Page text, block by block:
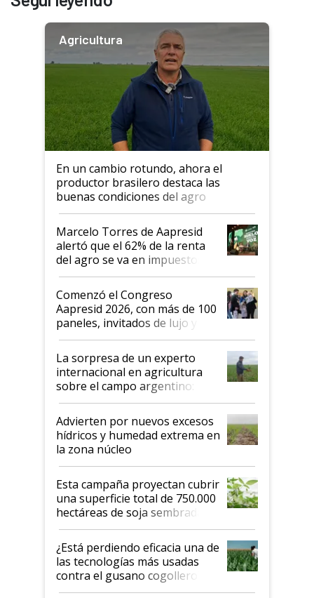
Agricultura
En un cambio rotundo, ahora el
productor brasilero destaca las
buenas condiciones del agro
argentino para invertir: "Los veo
más motivados"
Marcelo Torres de Aapresid
alertó que el 62% de la renta
del agro se va en impuestos:
"No es bueno que en
Argentina se sigan discutiendo
las mismas cosas de hace 50
años"
Comenzó el Congreso
Aapresid 2026, con más de 100
paneles, invitados de lujo y
todas las tendencias
La sorpresa de un experto
internacional en agricultura
sobre el campo argentino:
"Estoy muy impresionado"
Advierten por nuevos excesos
hídricos y humedad extrema en
la zona núcleo
Esta campaña proyectan cubrir
una superficie total de 750.000
hectáreas de soja sembradas
con una nueva generación de
variedades que marcan un
salto tecnológico en genética y
rendimiento
¿Está perdiendo eficacia una de
las tecnologías más usadas
contra el gusano cogollero? El
desafío de una tecnología clave